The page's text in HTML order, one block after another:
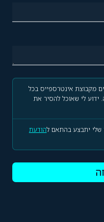
מקבוצת אינטרספייס בכל
לי שאוכל להסיר את
שלי יתבצע בהתאם להודעת